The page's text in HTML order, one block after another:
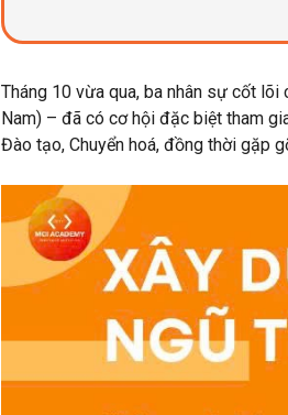
Tháng 10 vừa qua, ba nhân sự cốt lõi
Nam) – đã có cơ hội đặc biệt tham
Đào tạo, Chuyển hoá, đồng thời gặp